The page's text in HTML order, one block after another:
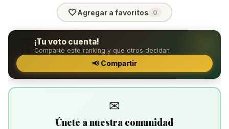
🤍Agregar a favoritos 0
¡Tu voto cuenta!
Comparte este ranking y que otros decidan
📢 Compartir
✉
Únete a nuestra comunidad